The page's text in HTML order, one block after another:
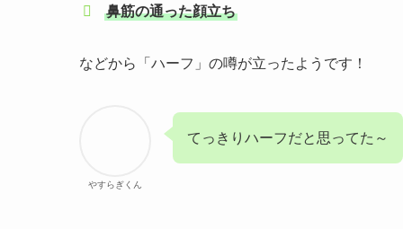
鼻筋の通った顔立ち
などから「ハーフ」の噂が立ったようです！
やすらぎくん
てっきりハーフだと思ってた～